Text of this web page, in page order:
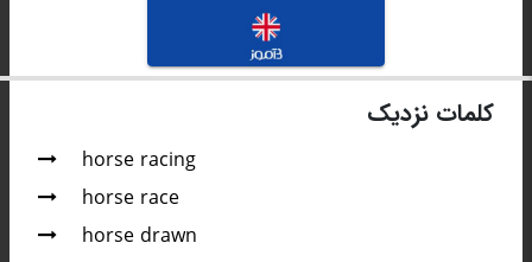
کلمات نزدیک
horse racing
horse race
horse drawn